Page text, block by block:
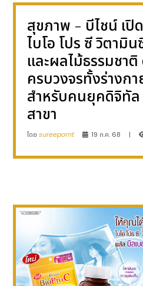
สุขภาพ - บีไชน์ เปิ
ไบโอ โปร ซี วิตามิ
และผลไม้ธรรมชา
ครบวงจรทั้งร่างก
สำหรับคนยุคดิจิทัล
สาขา
โดยsureepornt 19 ก.ค. 68 |